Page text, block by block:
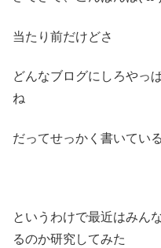
当たり前だけどさ
どんなブログにしろやっ
ね
だってせっかく書いてい
というわけで最近はみん
るのか研究してみた